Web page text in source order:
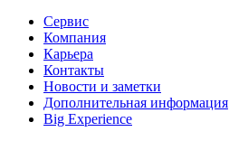
Сервис
Компания
Карьера
Контакты
Новости и заметки
Дополнительная информация
Big Experience